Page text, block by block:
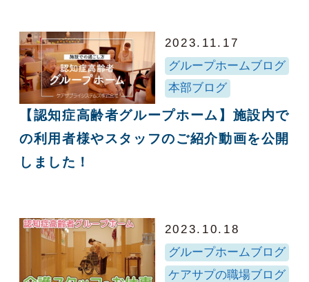
2023.11.17
グループホームブログ
本部ブログ
【認知症高齢者グループホーム】施設内で
の利用者様やスタッフのご紹介動画を公開
しました！
2023.10.18
グループホームブログ
ケアサプの職場ブログ